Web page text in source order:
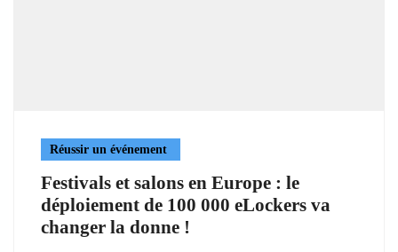
Réussir un événement
Festivals et salons en Europe : le
déploiement de 100 000 eLockers va
changer la donne !